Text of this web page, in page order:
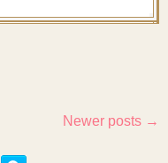
Newer posts →